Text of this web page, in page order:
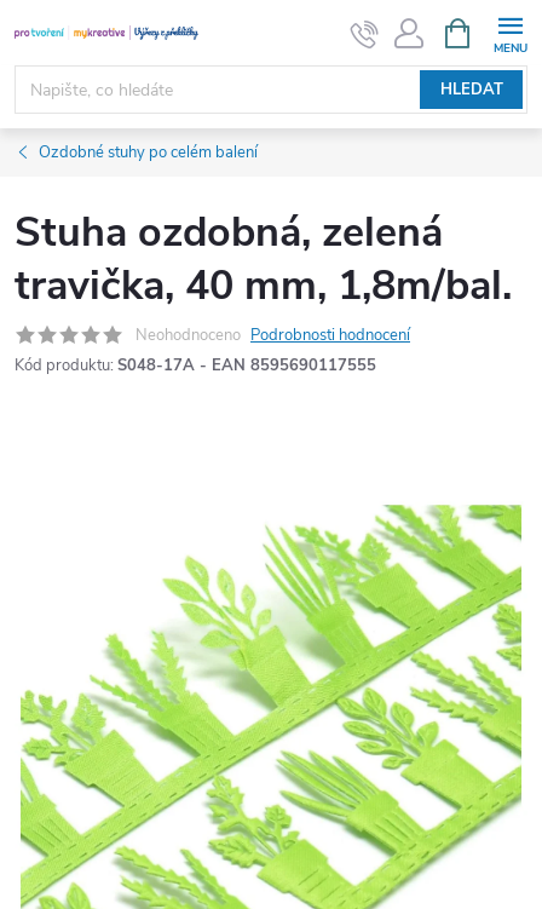
na
obsah
HLEDAT
NÁKUPNÍ
KOŠÍK
Ozdobné stuhy po celém balení
Stuha ozdobná, zelená
travička, 40 mm, 1,8m/bal.
Neohodnoceno Podrobnosti hodnocení
Kód produktu: S048-17A - EAN 8595690117555